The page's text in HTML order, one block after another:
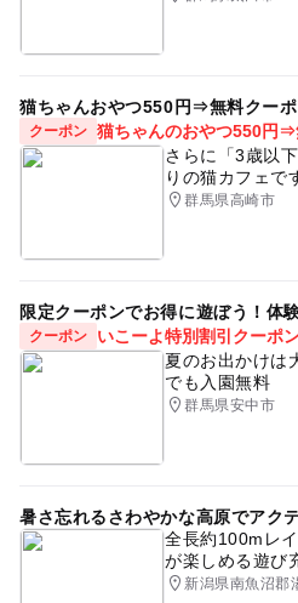
猫ちゃんおやつ550円⇒無料クーポ
クーポン 猫ちゃんのおやつ550円⇒
さらに「3歳以
りの猫カフェで
群馬県高崎市
限定クーポンでお得に遊ぼう！体
クーポン
いこーよ特別割引クーポ
夏のお出かけは
でも入園無料
群馬県安中市
暑さ忘れるさわやかな高原でアク
全長約100mレ
が楽しめる遊び
新潟県南魚沼郡